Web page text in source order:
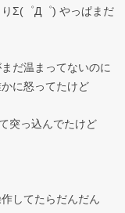
Σ(゜Д゜) やっぱまだ
だ温まってないのに
に怒ってたけど
突っ込んでたけど
してたらだんだん